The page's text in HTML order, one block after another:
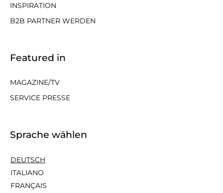
INSPIRATION
B2B PARTNER WERDEN
Featured in
MAGAZINE/TV
SERVICE PRESSE
Sprache wählen
DEUTSCH
ITALIANO
FRANÇAIS